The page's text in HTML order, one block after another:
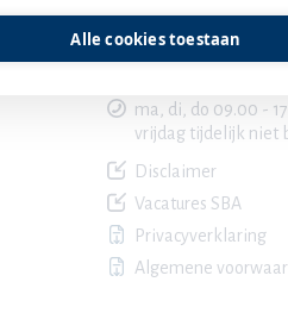
Alle cookies toestaan
ma, di, do 09.00 -
vrijdag tijdelijk niet
Disclaimer
Vacatures SBA
Privacyverklaring
Algemene